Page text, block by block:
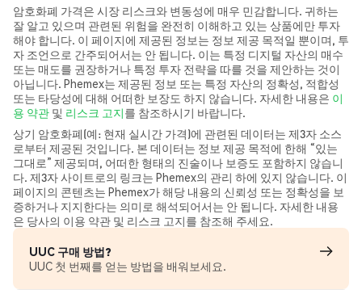
암호화폐 가격은 시장 리스크와 변동성에 매우 민감합니다. 귀하는
잘 알고 있으며 관련된 위험을 완전히 이해하고 있는 상품에만 투자
해야 합니다. 이 페이지에 제공된 정보는 정보 제공 목적일 뿐이며, 투
자 조언으로 간주되어서는 안 됩니다. 이는 특정 디지털 자산의 매수
또는 매도를 권장하거나 특정 투자 전략을 따를 것을 제안하는 것이
아닙니다. Phemex는 제공된 정보 또는 특정 자산의 정확성, 적합성
또는 타당성에 대해 어떠한 보장도 하지 않습니다. 자세한 내용은 이
용 약관 및 리스크 고지를 참조하시기 바랍니다.
상기 암호화폐(예: 현재 실시간 가격)에 관련된 데이터는 제3자 소스
로부터 제공된 것입니다. 본 데이터는 정보 제공 목적에 한해 “있는
그대로” 제공되며, 어떠한 형태의 진술이나 보증도 포함하지 않습니
다. 제3자 사이트로의 링크는 Phemex의 관리 하에 있지 않습니다. 이
페이지의 콘텐츠는 Phemex가 해당 내용의 신뢰성 또는 정확성을 보
증하거나 지지한다는 의미로 해석되어서는 안 됩니다. 자세한 내용
은 당사의 이용 약관 및 리스크 고지를 참조해 주세요.
UUC 구매 방법?
UUC 첫 번째를 얻는 방법을 배워보세요.